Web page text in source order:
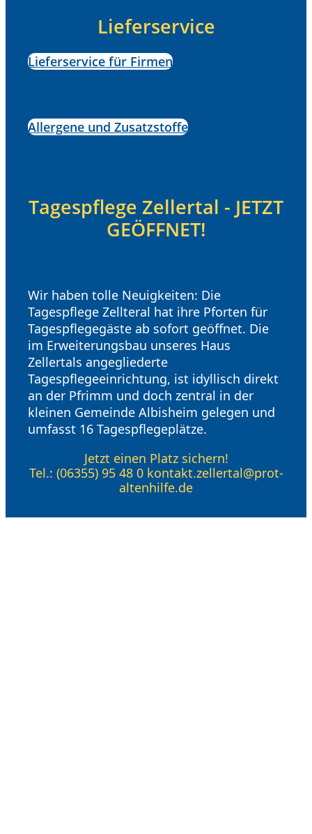
Lieferservice
Lieferservice für Firmen
Allergene und Zusatzstoffe
Tagespflege Zellertal - JETZT
GEÖFFNET!
Wir haben tolle Neuigkeiten: Die
Tagespflege Zellteral hat ihre Pforten für
Tagespflegegäste ab sofort geöffnet. Die
im Erweiterungsbau unseres Haus
Zellertals angegliederte
Tagespflegeeinrichtung, ist idyllisch direkt
an der Pfrimm und doch zentral in der
kleinen Gemeinde Albisheim gelegen und
umfasst 16 Tagespflegeplätze.
Jetzt einen Platz sichern!
Tel.: (06355) 95 48 0 kontakt.zellertal@prot-
altenhilfe.de